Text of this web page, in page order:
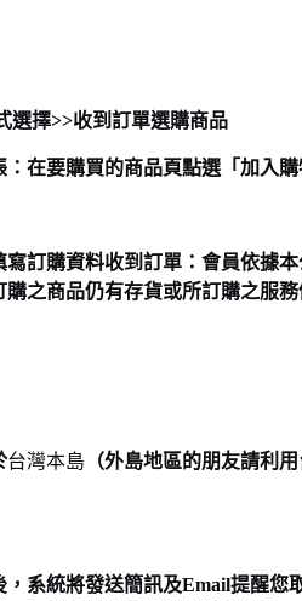
選擇>>收到訂單選購商品
在要購買的商品頁點選「加入
訂購資料收到訂單：會員依據
之商品仍有存貨或所訂購之服
台灣本島 （外島地區的朋友請利
系統將發送簡訊及Email提醒